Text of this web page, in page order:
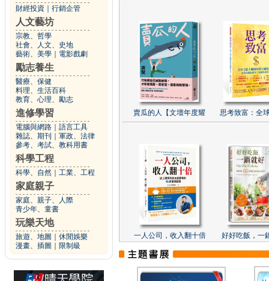
財經投資 行銷企管
人文藝坊
宗教、哲學
社會、人文、史地
藝術、美學
電影戲劇
勵志養生
醫療、保健
料理、生活百科
教育、心理、勵志
進修學習
電腦與網路
語言工具
雜誌、期刊
軍政、法律
參考、考試、教科用書
科學工程
科學、自然 工業、工程
家庭親子
家庭、親子、人際
青少年、童書
玩樂天地
旅遊、地圖
休閒娛樂
漫畫、插圖
限制級
賣瓜的人【文壇年度耀 思考致富：全
一人公司，收入翻十倍 好好吃飯，一